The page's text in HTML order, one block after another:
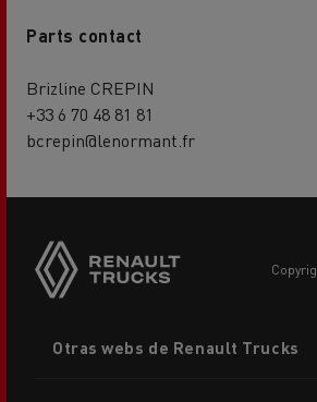
Parts contact
Brizline CREPIN
+33 6 70 48 81 81
bcrepin@lenormant.fr
menu
Otras webs de Renault Trucks